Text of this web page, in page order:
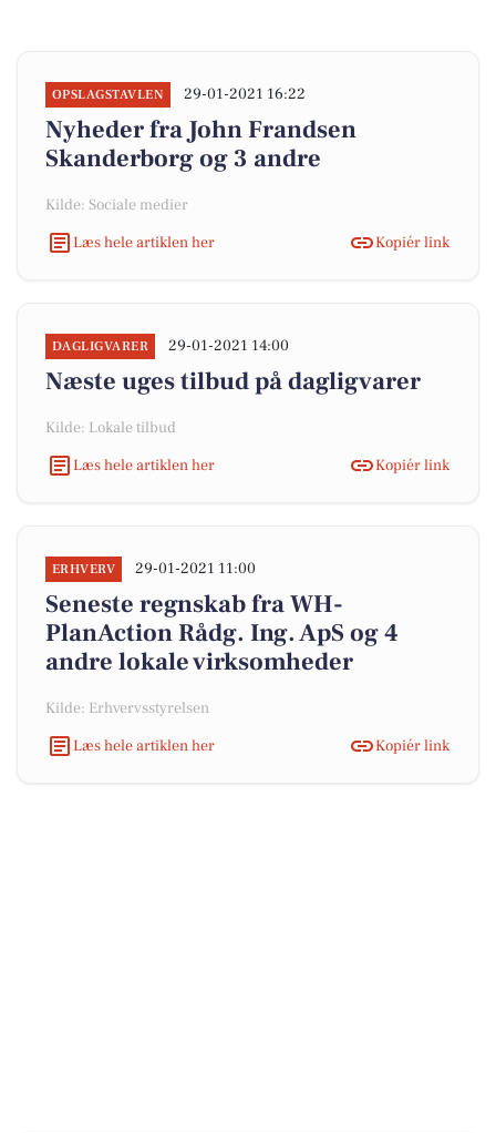
OPSLAGSTAVLEN 29-01-2021 16:22
Nyheder fra John Frandsen
Skanderborg og 3 andre
Kilde: Sociale medier
Læs hele artiklen her
Kopiér link
DAGLIGVARER 29-01-2021 14:00
Næste uges tilbud på dagligvarer
Kilde: Lokale tilbud
Læs hele artiklen her
Kopiér link
ERHVERV 29-01-2021 11:00
Seneste regnskab fra WH-
PlanAction Rådg. Ing. ApS og 4
andre lokale virksomheder
Kilde: Erhvervsstyrelsen
Læs hele artiklen her
Kopiér link